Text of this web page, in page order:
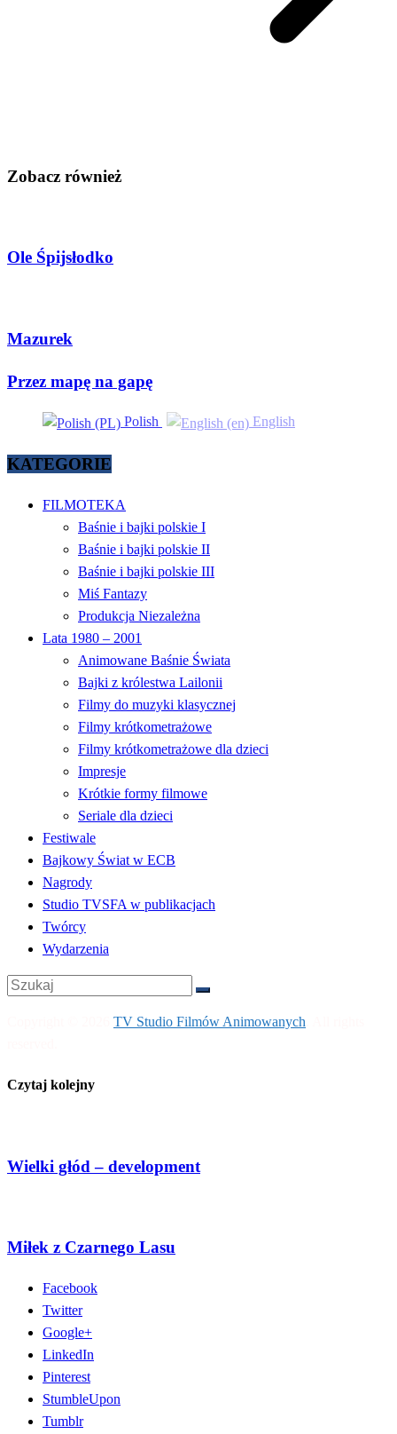
Zobacz również
Ole Śpijsłodko
Mazurek
Przez mapę na gapę
Polish English
KATEGORIE
FILMOTEKA
Baśnie i bajki polskie I
Baśnie i bajki polskie II
Baśnie i bajki polskie III
Miś Fantazy
Produkcja Niezależna
Lata 1980 – 2001
Animowane Baśnie Świata
Bajki z królestwa Lailonii
Filmy do muzyki klasycznej
Filmy krótkometrażowe
Filmy krótkometrażowe dla dzieci
Impresje
Krótkie formy filmowe
Seriale dla dzieci
Festiwale
Bajkowy Świat w ECB
Nagrody
Studio TVSFA w publikacjach
Twórcy
Wydarzenia
TV Studio Filmów Animowanych
Czytaj kolejny
Wielki głód – development
Miłek z Czarnego Lasu
Facebook
Twitter
Google+
LinkedIn
Pinterest
StumbleUpon
Tumblr